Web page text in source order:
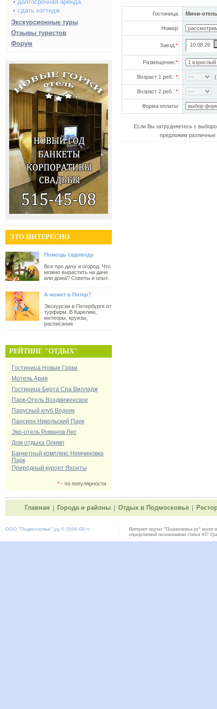
• долгосрочная аренда
• сдать коттедж
Экскурсионные туры
Отзывы туристов
Форум
ЭТО ИНТЕРЕСНО
Помощь садоводу
Все про дачу и огород. Что
можно вырастить на даче
или дома? Советы и опыт.
А может в Питер?
Экскурсии в Петербурге от
турфирм. В Карелию,
метеоры, круизы,
расписание.
РЕЙТИНГ "ОТДЫХ"
Гостиница Новые Горки
Мотель Ария
Гостиница Берта Спа Вилладж
Парк-Отель Воздвиженское
Парусный клуб Водник
Пансион Никольский Парк
Эко-отель Романов Лес
Дом отдыха Олимп
Банкетный комплекс Немчиновка
Парк
Природный курорт Яхонты
*- по популярности
Гостиница: Мини-
Номер:
Заезд *:
Размещение:*:
Возраст 1 реб.: *:
Возраст 2 реб.: *:
Форма оплаты:
Если Вы затрудняетесь с
предложим различные
Главная Города и районы Отдых в Подмосковье
ООО "Подмосковье" .ру © 2006-08 гг.
Интернет портал "Подмосковье.ру" носит
определяемой положениями статьи 437